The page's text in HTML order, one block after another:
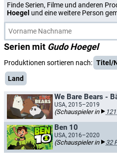
Finde Serien, Filme und anderen
Hoegel und eine weitere Person
Serien mit Gudo Hoegel
Produktionen sortieren nach: Titel/
Land
We Bare Bears -
USA, 2015–2019
(Schauspieler in
Ben 10
USA, 2016–2020
(Schauspieler in 32